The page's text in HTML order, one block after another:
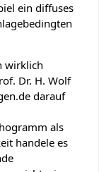
ein diffuses
wirklich
Dr. H. Wolf
darauf
als
handele es